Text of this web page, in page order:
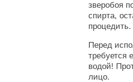
зверобоя
спирта,
процедить.
Перед
требуется
водой!
лицо.